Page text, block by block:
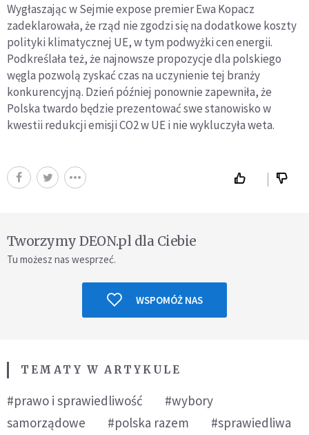
Wygłaszając w Sejmie expose premier Ewa Kopacz
zadeklarowała, że rząd nie zgodzi się na dodatkowe koszty
polityki klimatycznej UE, w tym podwyżki cen energii.
Podkreślała też, że najnowsze propozycje dla polskiego
węgla pozwolą zyskać czas na uczynienie tej branży
konkurencyjną. Dzień później ponownie zapewniła, że
Polska twardo będzie prezentować swe stanowisko w
kwestii redukcji emisji CO2 w UE i nie wykluczyła weta.
Tworzymy DEON.pl dla Ciebie
Tu możesz nas wesprzeć.
WSPOMÓŻ NAS
TEMATY W ARTYKULE
#prawo i sprawiedliwość
#wybory
samorządowe
#polska razem
#sprawiedliwa